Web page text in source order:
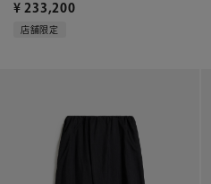
¥ 233,200
店舗限定